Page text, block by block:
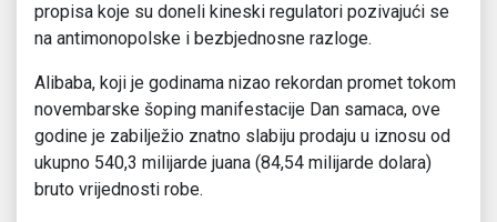
propisa koje su doneli kineski regulatori pozivajući se
na antimonopolske i bezbjednosne razloge.
Alibaba, koji je godinama nizao rekordan promet tokom
novembarske šoping manifestacije Dan samaca, ove
godine je zabilježio znatno slabiju prodaju u iznosu od
ukupno 540,3 milijarde juana (84,54 milijarde dolara)
bruto vrijednosti robe.